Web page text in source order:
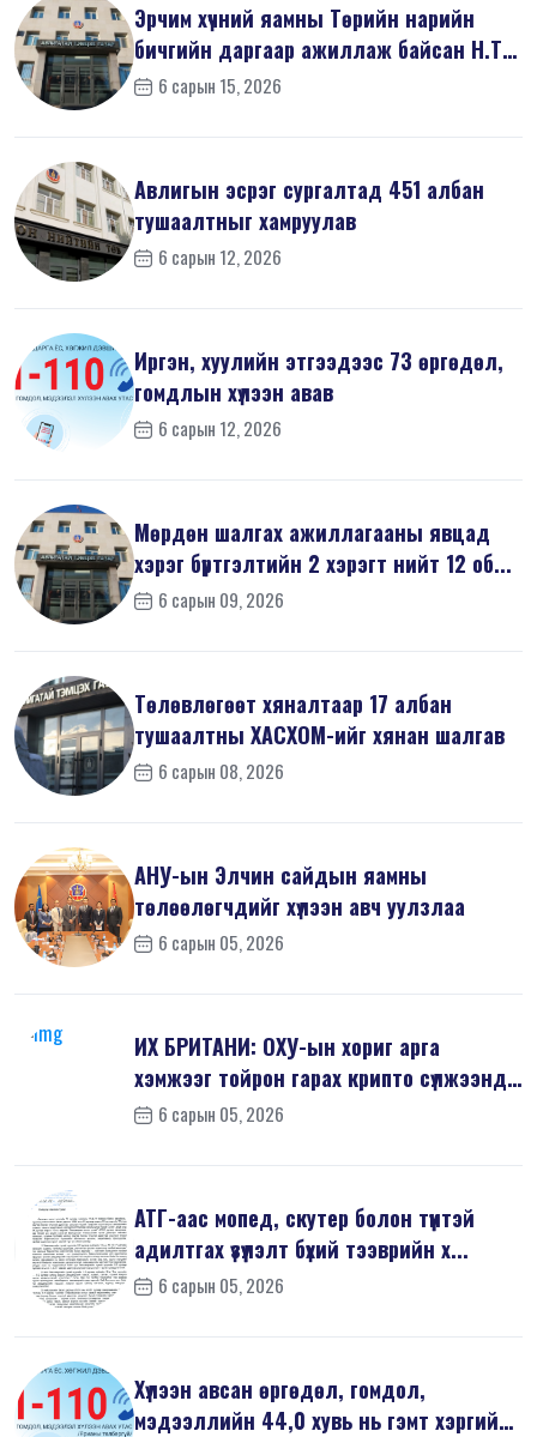
Эрчим хүчний яамны Төрийн нарийн
бичгийн даргаар ажиллаж байсан Н.Т
на...6 сарын 15, 2026
Авлигын эсрэг сургалтад 451 албан
тушаалтныг хамруулав
6 сарын 12, 2026
Иргэн, хуулийн этгээдээс 73 өргөдөл,
гомдлын хүлээн авав
6 сарын 12, 2026
Мөрдөн шалгах ажиллагааны явцад
хэрэг бүртгэлтийн 2 хэрэгт нийт 12 об...
6 сарын 09, 2026
Төлөвлөгөөт хяналтаар 17 албан
тушаалтны ХАСХОМ-ийг хянан шалгав
6 сарын 08, 2026
АНУ-ын Элчин сайдын яамны
төлөөлөгчдийг хүлээн авч уулзлаа
6 сарын 05, 2026
ИХ БРИТАНИ: ОХУ-ын хориг арга
хэмжээг тойрон гарах крипто сүлжээнд
хор...6 сарын 05, 2026
АТГ-аас мопед, скутер болон түүнтэй
адилтгах үзүүлэлт бүхий тээврийн х...
6 сарын 05, 2026
Хүлээн авсан өргөдөл, гомдол,
мэдээллийн 44,0 хувь нь гэмт хэргийн